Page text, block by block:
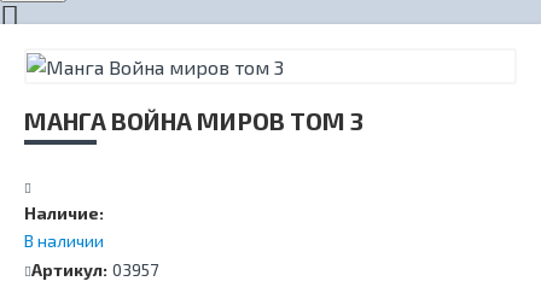
МАНГА ВОЙНА МИРОВ ТОМ 3
Наличие:
В наличии
Артикул: 03957